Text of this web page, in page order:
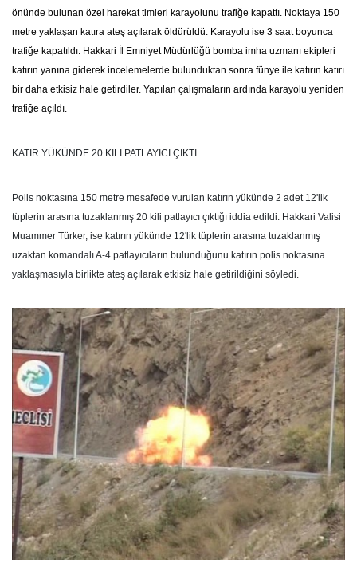
önünde bulunan özel harekat timleri karayolunu trafiğe kapattı. Noktaya 150
metre yaklaşan katıra ateş açılarak öldürüldü. Karayolu ise 3 saat boyunca
trafiğe kapatıldı. Hakkari İl Emniyet Müdürlüğü bomba imha uzmanı ekipleri
katırın yanına giderek incelemelerde bulunduktan sonra fünye ile katırın katırı
bir daha etkisiz hale getirdiler. Yapılan çalışmaların ardında karayolu yeniden
trafiğe açıldı.
KATIR YÜKÜNDE 20 KİLİ PATLAYICI ÇIKTI
Polis noktasına 150 metre mesafede vurulan katırın yükünde 2 adet 12'lik
tüplerin arasına tuzaklanmış 20 kili patlayıcı çıktığı iddia edildi. Hakkari Valisi
Muammer Türker, ise katırın yükünde 12'lik tüplerin arasına tuzaklanmış
uzaktan komandalı A-4 patlayıcıların bulunduğunu katırın polis noktasına
yaklaşmasıyla birlikte ateş açılarak etkisiz hale getirildiğini söyledi.